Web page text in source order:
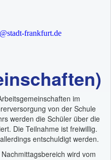
frankfurt.de
im
von der Schule
werden die Schüler über die
Die Teilnahme ist freiwillig.
entschuldigt werden.
wird vom